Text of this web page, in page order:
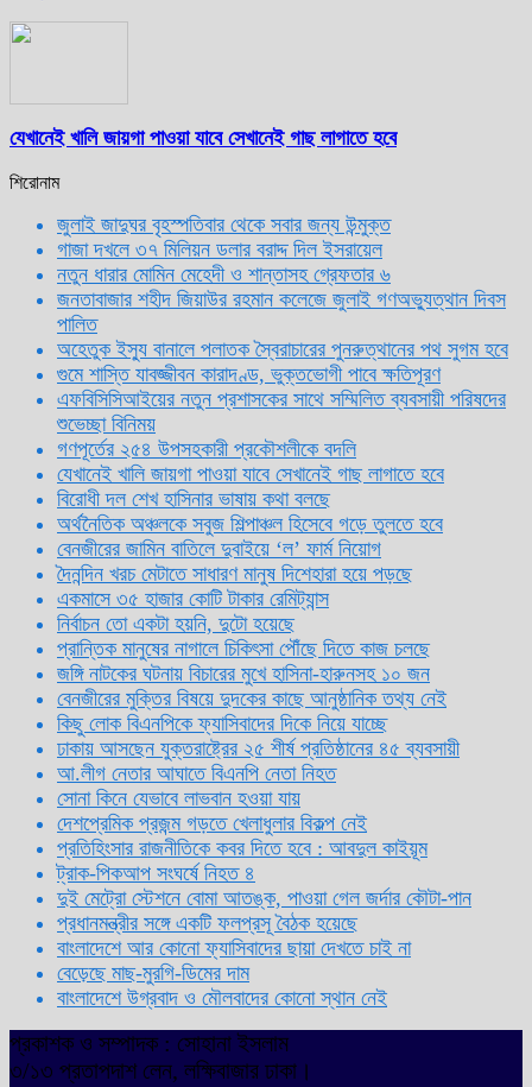
যেখানেই খালি জায়গা পাওয়া যাবে সেখানেই গাছ লাগাতে হবে
শিরোনাম
জুলাই জাদুঘর বৃহস্পতিবার থেকে সবার জন্য উন্মুক্ত
গাজা দখলে ৩৭ মিলিয়ন ডলার বরাদ্দ দিল ইসরায়েল
নতুন ধারার মোমিন মেহেদী ও শান্তাসহ গ্রেফতার ৬
জনতাবাজার শহীদ জিয়াউর রহমান কলেজে জুলাই গণঅভ্যুত্থান দিবস
পালিত
অহেতুক ইস্যু বানালে পলাতক স্বৈরাচারের পুনরুত্থানের পথ সুগম হবে
গুমে শাস্তি যাবজ্জীবন কারাদণ্ড, ভুক্তভোগী পাবে ক্ষতিপূরণ
এফবিসিসিআইয়ের নতুন প্রশাসকের সাথে সম্মিলিত ব্যবসায়ী পরিষদের
শুভেচ্ছা বিনিময়
গণপূর্তের ২৫৪ উপসহকারী প্রকৌশলীকে বদলি
যেখানেই খালি জায়গা পাওয়া যাবে সেখানেই গাছ লাগাতে হবে
বিরোধী দল শেখ হাসিনার ভাষায় কথা বলছে
অর্থনৈতিক অঞ্চলকে সবুজ শিল্পাঞ্চল হিসেবে গড়ে তুলতে হবে
বেনজীরের জামিন বাতিলে দুবাইয়ে ‌‘ল’ ফার্ম নিয়োগ
দৈনন্দিন খরচ মেটাতে সাধারণ মানুষ দিশেহারা হয়ে পড়ছে
একমাসে ৩৫ হাজার কোটি টাকার রেমিট্যান্স
নির্বাচন তো একটা হয়নি, দুটো হয়েছে
প্রান্তিক মানুষের নাগালে চিকিৎসা পৌঁছে দিতে কাজ চলছে
জঙ্গি নাটকের ঘটনায় বিচারের মুখে হাসিনা-হারুনসহ ১০ জন
বেনজীরের মুক্তির বিষয়ে দুদকের কাছে আনুষ্ঠানিক তথ্য নেই
কিছু লোক বিএনপিকে ফ্যাসিবাদের দিকে নিয়ে যাচ্ছে
ঢাকায় আসছেন যুক্তরাষ্ট্রের ২৫ শীর্ষ প্রতিষ্ঠানের ৪৫ ব্যবসায়ী
আ.লীগ নেতার আঘাতে বিএনপি নেতা নিহত
সোনা কিনে যেভাবে লাভবান হওয়া যায়
দেশপ্রেমিক প্রজন্ম গড়তে খেলাধুলার বিকল্প নেই
প্রতিহিংসার রাজনীতিকে কবর দিতে হবে : আবদুল কাইয়ূম
ট্রাক-পিকআপ সংঘর্ষে নিহত ৪
দুই মেট্রো স্টেশনে বোমা আতঙ্ক, পাওয়া গেল জর্দার কৌটা-পান
প্রধানমন্ত্রীর সঙ্গে একটি ফলপ্রসূ বৈঠক হয়েছে
বাংলাদেশে আর কোনো ফ্যাসিবাদের ছায়া দেখতে চাই না
বেড়েছে মাছ-মুরগি-ডিমের দাম
বাংলাদেশে উগ্রবাদ ও মৌলবাদের কোনো স্থান নেই
প্রকাশক ও সম্পাদক : সোহানা ইসলাম
৩/১৩ প্রতাপদাশ লেন, লক্ষিবাজার ঢাকা।